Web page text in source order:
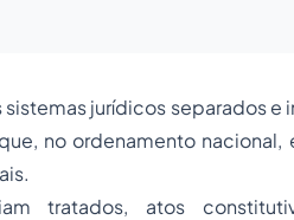
sistemas jurídicos separados
no ordenamento nacional,
tratados, atos